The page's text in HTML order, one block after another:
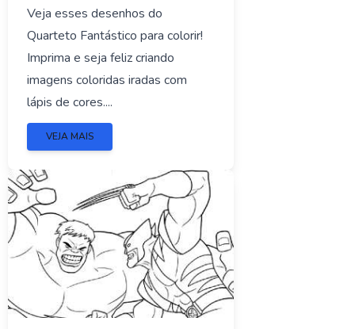
Veja esses desenhos do
Quarteto Fantástico para colorir!
Imprima e seja feliz criando
imagens coloridas iradas com
lápis de cores....
VEJA MAIS